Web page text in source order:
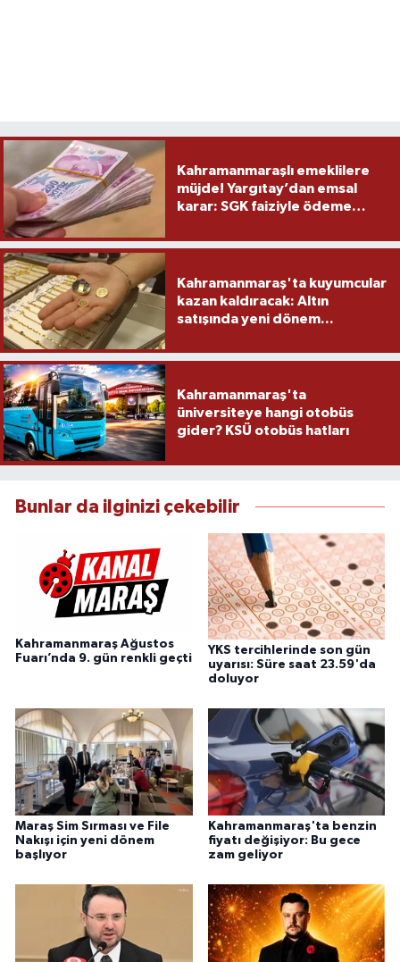
Kahramanmaraşlı emeklilere
müjde! Yargıtay’dan emsal
karar: SGK faiziyle ödeme
Kahramanmaraş'ta kuyumcular
kazan kaldıracak: Altın
satışında yeni dönem...
Kahramanmaraş'ta
üniversiteye hangi otobüs
gider? KSÜ otobüs hatları
Bunlar da ilginizi çekebilir
Kahramanmaraş Ağustos
Fuarı’nda 9. gün renkli geçti
YKS tercihlerinde son gün
uyarısı: Süre saat 23.59'da
doluyor
Maraş Sim Sırması ve File
Nakışı için yeni dönem
başlıyor
Kahramanmaraş'ta benzin
fiyatı değişiyor: Bu gece
zam geliyor